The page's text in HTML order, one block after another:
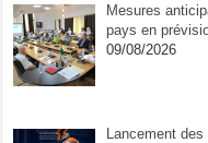
Mesures
pays en
09/08/2026
Lancement